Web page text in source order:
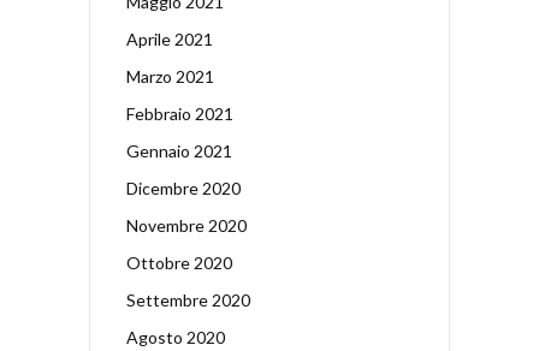
Aprile 2021
Marzo 2021
Febbraio 2021
Gennaio 2021
Dicembre 2020
Novembre 2020
Ottobre 2020
Settembre 2020
Agosto 2020